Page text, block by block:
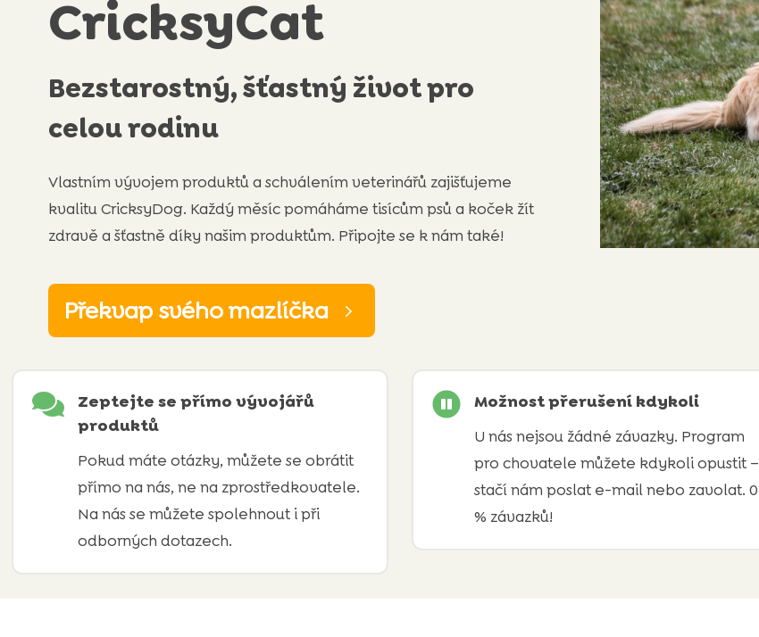
CricksyCat
Bezstarostný, šťastný život pro
celou rodinu
Vlastním vývojem produktů a schválením veterinářů zajišťujeme
kvalitu CricksyDog. Každý měsíc pomáháme tisícům psů a koček žít
zdravě a šťastně díky našim produktům. Připojte se k nám také!
Překvap svého mazlíčka

Zeptejte se přímo vývojářů
produktů
Pokud máte otázky, můžete se obrátit
přímo na nás, ne na zprostředkovatele.
Na nás se můžete spolehnout i při
odborných dotazech.
 Možnost přerušení kdykoli
U nás nejsou žádné závazky. Program
pro chovatele můžete kdykoli opustit –
stačí nám poslat e-mail nebo zavolat. 0
% závazků!